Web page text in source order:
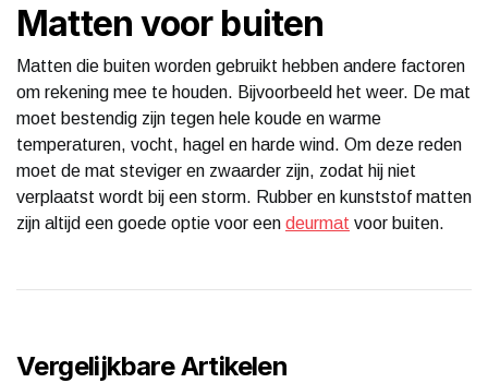
Matten voor buiten
Matten die buiten worden gebruikt hebben andere factoren
om rekening mee te houden. Bijvoorbeeld het weer. De mat
moet bestendig zijn tegen hele koude en warme
temperaturen, vocht, hagel en harde wind. Om deze reden
moet de mat steviger en zwaarder zijn, zodat hij niet
verplaatst wordt bij een storm. Rubber en kunststof matten
zijn altijd een goede optie voor een deurmat voor buiten.
Vergelijkbare Artikelen